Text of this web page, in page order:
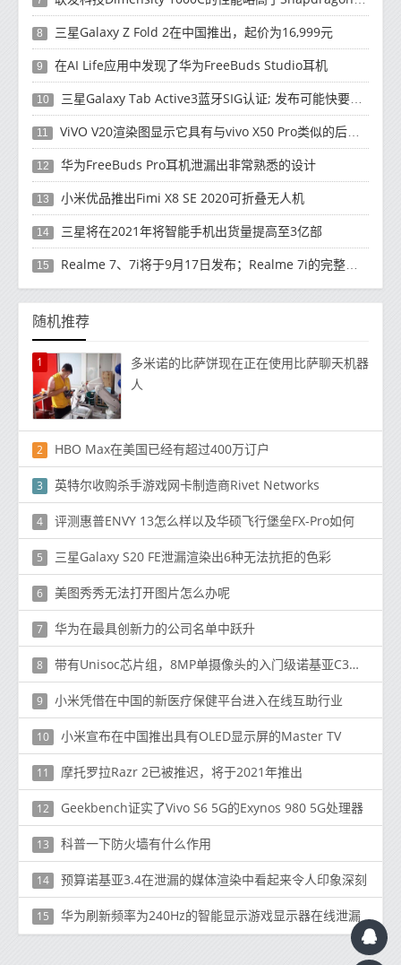
8 三星Galaxy Z Fold 2在中国推出，起价为16,999元
9 在AI Life应用中发现了华为FreeBuds Studio耳机
10 三星Galaxy Tab Active3蓝牙SIG认证; 发布可能快要结束了
11 ViVO V20渲染图显示它具有与vivo X50 Pro类似的后部设计
12 华为FreeBuds Pro耳机泄漏出非常熟悉的设计
13 小米优品推出Fimi X8 SE 2020可折叠无人机
14 三星将在2021年将智能手机出货量提高至3亿部
15 Realme 7、7i将于9月17日发布；Realme 7i的完整规格并导致泄漏
随机推荐
1
多米诺的比萨饼现在正在使用比萨聊天机器
人
2 HBO Max在美国已经有超过400万订户
3 英特尔收购杀手游戏网卡制造商Rivet Networks
4 评测惠普ENVY 13怎么样以及华硕飞行堡垒FX-Pro如何
5 三星Galaxy S20 FE泄漏渲染出6种无法抗拒的色彩
6 美图秀秀无法打开图片怎么办呢
7 华为在最具创新力的公司名单中跃升
8 带有Unisoc芯片组，8MP单摄像头的入门级诺基亚C3在中国推出
9 小米凭借在中国的新医疗保健平台进入在线互助行业
10 小米宣布在中国推出具有OLED显示屏的Master TV
11 摩托罗拉Razr 2已被推迟，将于2021年推出
12 Geekbench证实了Vivo S6 5G的Exynos 980 5G处理器
13 科普一下防火墙有什么作用
14 预算诺基亚3.4在泄漏的媒体渲染中看起来令人印象深刻
15 华为刷新频率为240Hz的智能显示游戏显示器在线泄漏